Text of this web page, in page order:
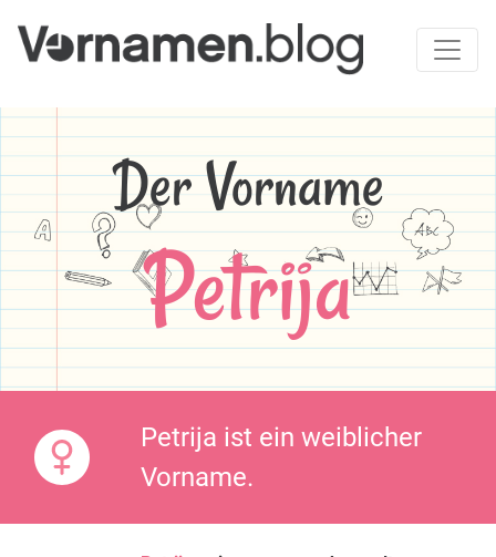
Der Vorname
Petrija
Petrija ist ein weiblicher
Vorname.